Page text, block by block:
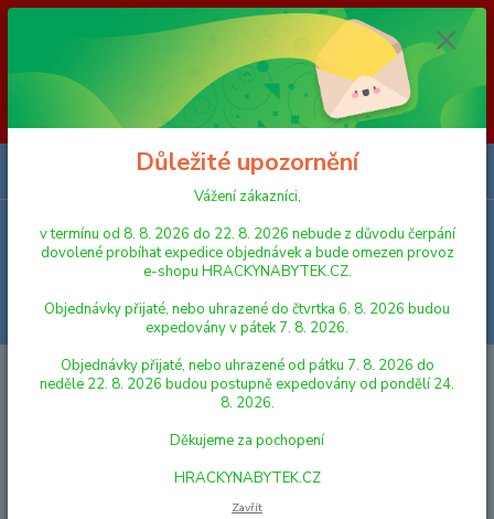
Vážení zákazníci, v termínu od 8. 8. 2026 do 23. 8. 2026 nebude z
důvodu čerpání dovolené probíhat expedice objednávek a bude omezen
provoz e-shopu HRACKYNABYTEK.CZ. Objednávky přijaté, nebo
uhrazené do čtvrtka 6. 8. 2026 budou expedovány v pátek 7. 8. 2026.
Objednávky přijaté, nebo uhrazené od pátku 7. 8. 2026 do neděle 23. 8.
2026 budou postupně expedovány od pondělí 24. 8. 2026. Děkujeme za
pochopení HRACKYNABYTEK.CZ
Menu
Hledat
KREATIVNÍ, VÝTVARNÉ A NAUČNÉ SADY MALOVÁNÍ
Nejlevnější Nejdražší
Důležité upozornění
Vážení zákazníci,
v termínu od 8. 8. 2026 do 22. 8. 2026 nebude z důvodu čerpání
dovolené probíhat expedice objednávek a bude omezen provoz
e-shopu HRACKYNABYTEK.CZ.
Objednávky přijaté, nebo uhrazené do čtvrtka 6. 8. 2026 budou
expedovány v pátek 7. 8. 2026.
Objednávky přijaté, nebo uhrazené od pátku 7. 8. 2026 do
neděle 22. 8. 2026 budou postupně expedovány od pondělí 24.
8. 2026.
Děkujeme za pochopení
HRACKYNABYTEK.CZ
Zavřít